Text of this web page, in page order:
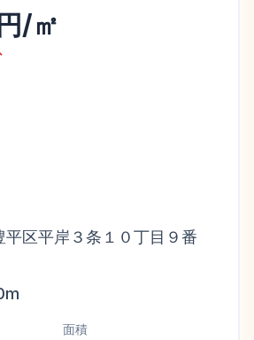
/㎡
平区平岸３条１０丁目９番
面積